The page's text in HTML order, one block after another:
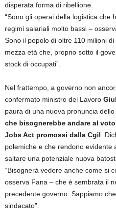
disperata forma di ribellione.
“Sono gli operai della logistica che
regimi salariali molto bassi –
Sono il popolo di oltre 110 milioni
mezza età che, proprio sotto il
stock di occupati”.
Nel frattempo, a governo non
confermato ministro del Lavoro
paura di una nuova pronuncia dello
che bisognerebbe andare al
Jobs Act promossi dalla Cgil .
polemiche e che rendono evidente
saltare una potenziale nuova
“Bisognerà vedere anche come si
osserva Fana – che è sembrata il
precedente governo. Sappiamo
sindacato”.